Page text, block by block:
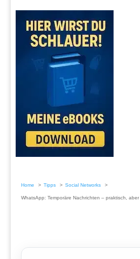
Home Tipps Social Networks
WhatsApp: Temporäre Nachrichten – praktisch,